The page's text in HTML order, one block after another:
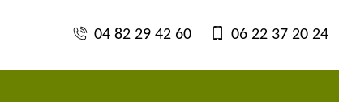
04 82 29 42 60 06 22 37 20 24